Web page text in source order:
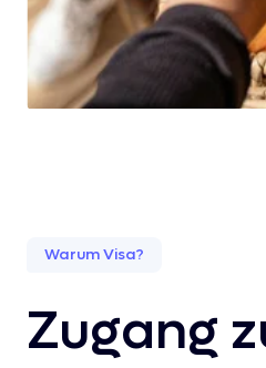
Warum Visa?
Zugang